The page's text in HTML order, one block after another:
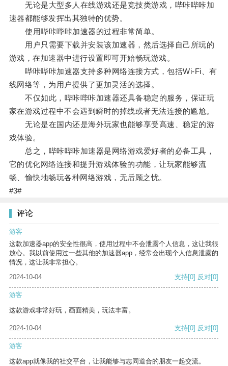
无论是大型多人在线游戏还是竞技类游戏，哔咔哔咔加
速器都能够发挥出其独特的优势。
使用哔咔哔咔加速器的过程非常简单。
用户只需要下载并安装该加速器，然后选择自己所玩的
游戏，在加速器中进行设置即可开始畅玩游戏。
哔咔哔咔加速器支持多种网络连接方式，包括Wi-Fi、有
线网络等，为用户提供了更加灵活的选择。
不仅如此，哔咔哔咔加速器还具备稳定的服务，保证玩
家在游戏过程中不会遇到瞬时的掉线或者无法连接的尴尬。
无论是在国内还是海外玩家也能够享受高速、稳定的游
戏体验。
总之，哔咔哔咔加速器是网络游戏爱好者的必备工具，
它的优化网络连接和提升游戏体验的功能，让玩家能够流
畅、愉快地畅玩各种网络游戏，无后顾之忧。
#3#
评论
游客
这款加速器app的安全性很高，使用过程中不会泄露个人信息，这让我很
放心。我以前使用过一些其他的加速器app，经常会出现个人信息泄露的
情况，这让我非常担心。
2024-10-04
支持[0] 反对[0]
游客
这款游戏非常好玩，画面精美，玩法丰富。
2024-10-04 支持[0] 反对[0]
游客
这款app就像我的社交平台，让我能够与志同道合的朋友一起交流。